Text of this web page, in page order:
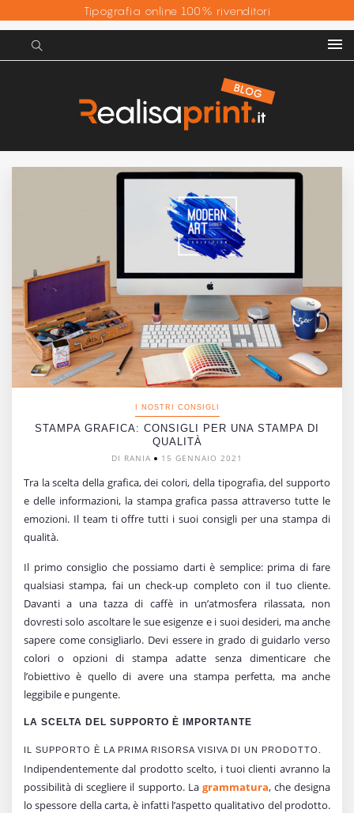
Tipografia online 100% rivenditori
I NOSTRI CONSIGLI
STAMPA GRAFICA: CONSIGLI PER UNA STAMPA DI
QUALITÀ
DI RANIA 15 GENNAIO 2021
Tra la scelta della grafica, dei colori, della tipografia, del supporto
e delle informazioni, la stampa grafica passa attraverso tutte le
emozioni. Il team ti offre tutti i suoi consigli per una stampa di
qualità.
Il primo consiglio che possiamo darti è semplice: prima di fare
qualsiasi stampa, fai un check-up completo con il tuo cliente.
Davanti a una tazza di caffè in un’atmosfera rilassata, non
dovresti solo ascoltare le sue esigenze e i suoi desideri, ma anche
sapere come consigliarlo. Devi essere in grado di guidarlo verso
colori o opzioni di stampa adatte senza dimenticare che
l’obiettivo è quello di avere una stampa perfetta, ma anche
leggibile e pungente.
LA SCELTA DEL SUPPORTO È IMPORTANTE
IL SUPPORTO È LA PRIMA RISORSA VISIVA DI UN PRODOTTO.
Indipendentemente dal prodotto scelto, i tuoi clienti avranno la
possibilità di scegliere il supporto. La grammatura, che designa
lo spessore della carta, è infatti l’aspetto qualitativo del prodotto.